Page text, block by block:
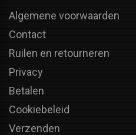
Algemene voorwaarden
Contact
Ruilen en retourneren
Privacy
Betalen
Cookiebeleid
Verzenden